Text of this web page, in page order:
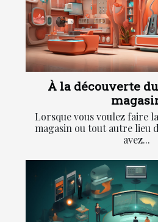
À la découverte
Lorsque vous voulez faire
magasin ou tout autre lieu
avez...